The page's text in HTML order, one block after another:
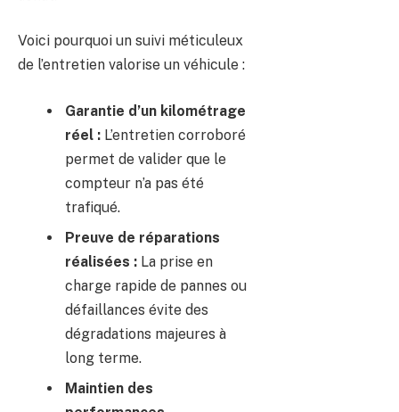
Voici pourquoi un suivi méticuleux
de l’entretien valorise un véhicule :
Garantie d’un kilométrage
réel : L’entretien corroboré
permet de valider que le
compteur n’a pas été
trafiqué.
Preuve de réparations
réalisées : La prise en
charge rapide de pannes ou
défaillances évite des
dégradations majeures à
long terme.
Maintien des